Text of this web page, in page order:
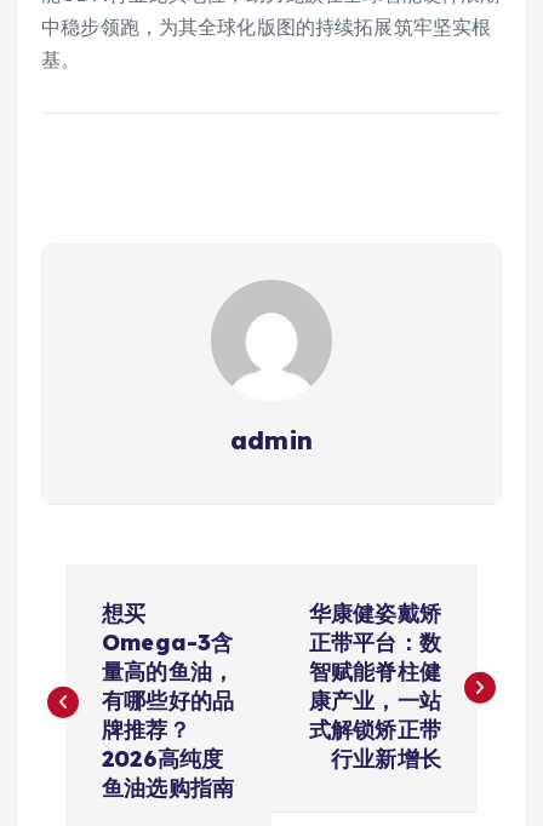
中稳步领跑，为其全球化版图的持续拓展筑牢坚实根
基。
admin
导
想买
Omega-3含
量高的鱼油，
有哪些好的品
牌推荐？
2026高纯度
鱼油选购指南
华康健姿戴矫
正带平台：数
智赋能脊柱健
康产业，一站
式解锁矫正带
行业新增长